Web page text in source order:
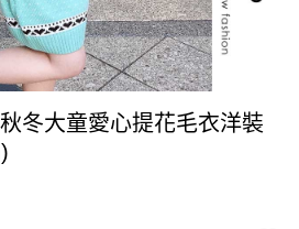
冬大童愛心提花毛衣洋裝